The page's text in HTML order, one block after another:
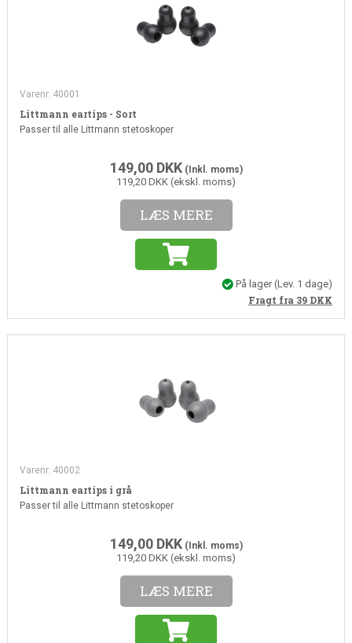
Varenr. 40001
Littmann eartips - Sort
Passer til alle Littmann stetoskoper
149,00 DKK(Inkl. moms)
119,20 DKK (ekskl. moms)
LÆS MERE
På lager(Lev. 1 dage)
Fragt fra 39 DKK
Varenr. 40002
Littmann eartips i grå
Passer til alle Littmann stetoskoper
149,00 DKK(Inkl. moms)
119,20 DKK (ekskl. moms)
LÆS MERE